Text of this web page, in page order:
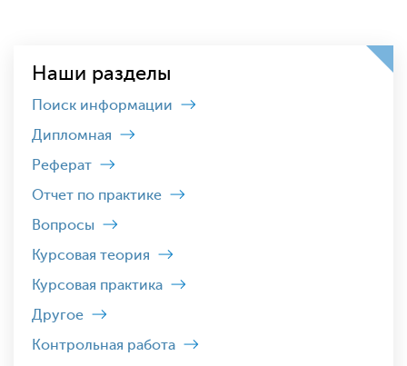
Наши разделы
Поиск информации
Дипломная
Реферат
Отчет по практике
Вопросы
Курсовая теория
Курсовая практика
Другое
Контрольная работа